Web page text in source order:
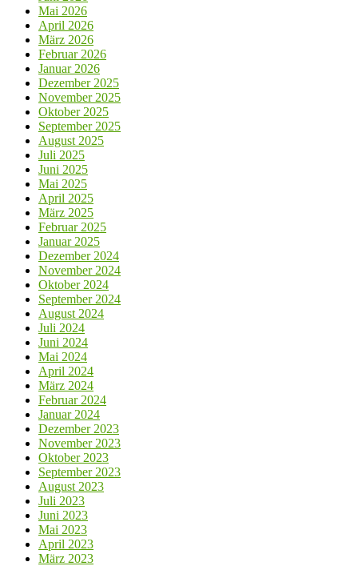
Mai 2026
April 2026
März 2026
Februar 2026
Januar 2026
Dezember 2025
November 2025
Oktober 2025
September 2025
August 2025
Juli 2025
Juni 2025
Mai 2025
April 2025
März 2025
Februar 2025
Januar 2025
Dezember 2024
November 2024
Oktober 2024
September 2024
August 2024
Juli 2024
Juni 2024
Mai 2024
April 2024
März 2024
Februar 2024
Januar 2024
Dezember 2023
November 2023
Oktober 2023
September 2023
August 2023
Juli 2023
Juni 2023
Mai 2023
April 2023
März 2023